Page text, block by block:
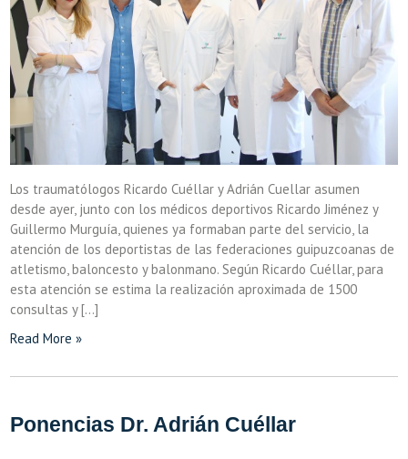
Los traumatólogos Ricardo Cuéllar y Adrián Cuellar asumen
desde ayer, junto con los médicos deportivos Ricardo Jiménez y
Guillermo Murguía, quienes ya formaban parte del servicio, la
atención de los deportistas de las federaciones guipuzcoanas de
atletismo, baloncesto y balonmano. Según Ricardo Cuéllar, para
esta atención se estima la realización aproximada de 1500
consultas y […]
Read More »
Ponencias Dr. Adrián Cuéllar